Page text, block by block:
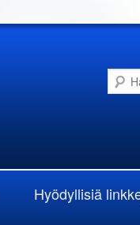
Hyödyllisiä